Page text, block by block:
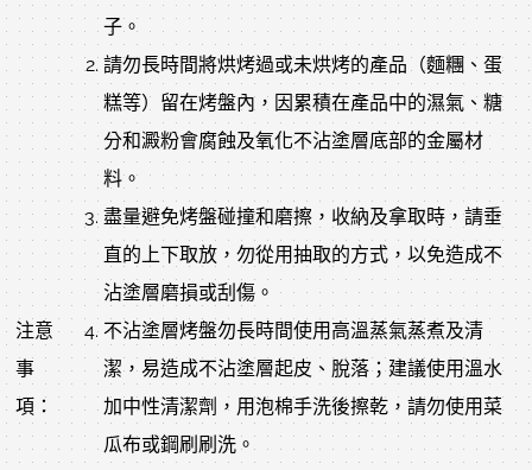
注意
事
項：
子。
請勿長時間將烘烤過或未烘烤的產品（麵糰、蛋
糕等）留在烤盤內，因累積在產品中的濕氣、糖
分和澱粉會腐蝕及氧化不沾塗層底部的金屬材
料。
盡量避免烤盤碰撞和磨擦，收納及拿取時，請垂
直的上下取放，勿從用抽取的方式，以免造成不
沾塗層磨損或刮傷。
不沾塗層烤盤勿長時間使用高溫蒸氣蒸煮及清
潔，易造成不沾塗層起皮、脫落；建議使用溫水
加中性清潔劑，用泡棉手洗後擦乾，請勿使用菜
瓜布或鋼刷刷洗。